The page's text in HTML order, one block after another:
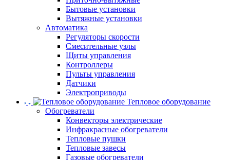
Бытовые установки
Вытяжные установки
Автоматика
Регуляторы скорости
Смесительные узлы
Щиты управления
Контроллеры
Пульты управления
Датчики
Электроприводы
Тепловое оборудование
Обогреватели
Конвекторы электрические
Инфракрасные обогреватели
Тепловые пушки
Тепловые завесы
Газовые обогреватели